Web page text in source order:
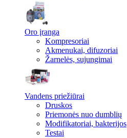
Oro įranga
Kompresoriai
Akmenukai, difuzoriai
Žarnelės, sujungimai
Vandens priežiūrai
Druskos
Priemonės nuo dumblių
Modifikatoriai, bakterijos
Testai